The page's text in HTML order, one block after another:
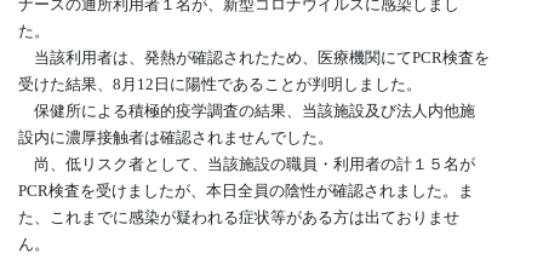
ナースの通所利用者１名が、新型コロナウイルスに感染しまし
た。
当該利用者は、発熱が確認されたため、医療機関にてPCR検査を
受けた結果、8月12日に陽性であることが判明しました。
保健所による積極的疫学調査の結果、当該施設及び法人内他施
設内に濃厚接触者は確認されませんでした。
尚、低リスク者として、当該施設の職員・利用者の計１５名が
PCR検査を受けましたが、本日全員の陰性が確認されました。ま
た、これまでに感染が疑われる症状等がある方は出ておりませ
ん。